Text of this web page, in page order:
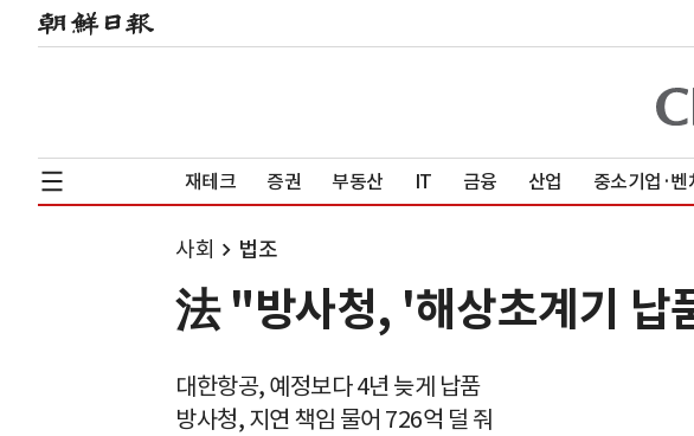
재테크 증권 부동산 IT 금융 산업 중소기업·벤
사회 법조
法 "방사청, '해상초계기 납
대한항공, 예정보다 4년 늦게 납품
방사청, 지연 책임 물어 726억 덜 줘